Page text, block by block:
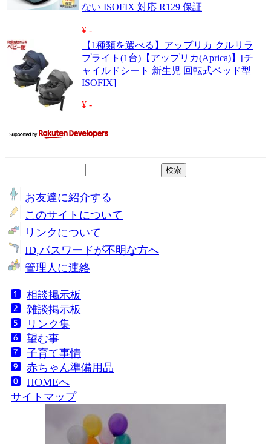
ない ISOFIX 対応 R129 保証
¥ -
【1種類を選べる】アップリカ クルリラ
プライト(1台)【アップリカ(Aprica)】[チ
ャイルドシート 新生児 回転式ベッド型
ISOFIX]
¥ -
お友達に紹介する
このサイトについて
リンクについて
ID,パスワードが不明な方へ
管理人に連絡
相談掲示板
雑談掲示板
リンク集
望む事
子育て事情
赤ちゃん準備用品
HOMEへ
サイトマップ